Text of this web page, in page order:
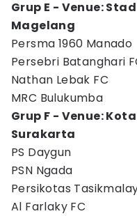
Grup E - Venue:
Magelang
Persma 1960 Manado
Persebri Batanghari
Nathan Lebak FC
MRC Bulukumba
Grup F - Venue:
Surakarta
PS Daygun
PSN Ngada
Persikotas
Al Farlaky FC